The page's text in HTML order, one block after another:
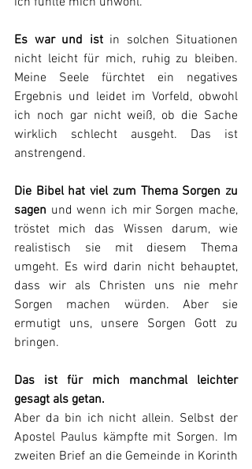
Es war und ist in solchen Situationen
nicht leicht für mich, ruhig zu bleiben.
Meine Seele fürchtet ein negatives
Ergebnis und leidet im Vorfeld, obwohl
ich noch gar nicht weiß, ob die Sache
wirklich schlecht ausgeht. Das ist
anstrengend.
Die Bibel hat viel zum Thema Sorgen zu
sagen und wenn ich mir Sorgen mache,
tröstet mich das Wissen darum, wie
realistisch sie mit diesem Thema
umgeht. Es wird darin nicht behauptet,
dass wir als Christen uns nie mehr
Sorgen machen würden. Aber sie
ermutigt uns, unsere Sorgen Gott zu
bringen.
Das ist für mich manchmal leichter
gesagt als getan.
Aber da bin ich nicht allein. Selbst der
Apostel Paulus kämpfte mit Sorgen. Im
zweiten Brief an die Gemeinde in Korinth